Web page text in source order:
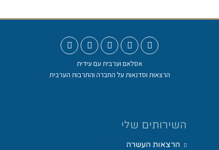
אסלאם וערבית עם עידית
הרצאות וסדנאות על החברה והתרבות הערבית
השירותים שלי
הרצאות העשרה